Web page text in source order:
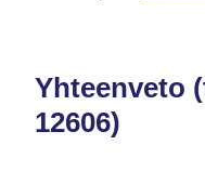
Yhteenveto
12606)